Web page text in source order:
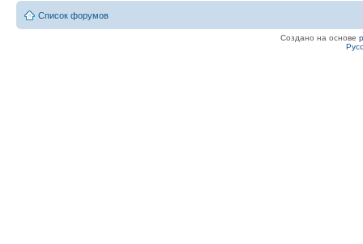
Список форумов
Создано на основе